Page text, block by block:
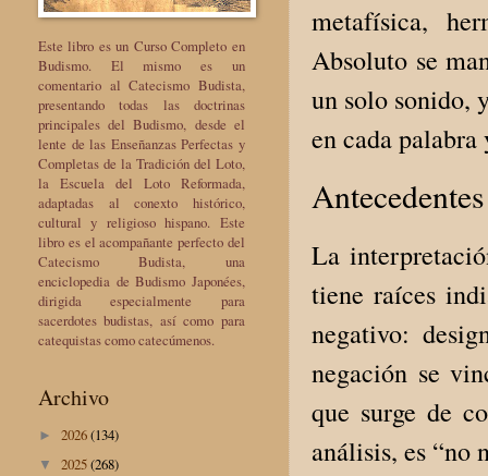
metafísica,
Absoluto se
un solo sonido,
en cada
La
tiene raíces
negativo:
negación se
que surge de
análisis, es “no
Este libro es un Curso Completo en
Budismo. El mismo es un
comentario al Catecismo Budista,
presentando todas las doctrinas
principales del Budismo, desde el
lente de las Enseñanzas Perfectas y
Completas de la Tradición del Loto,
la Escuela del Loto Reformada,
adaptadas al conexto histórico,
cultural y religioso hispano. Este
libro es el acompañante perfecto del
Catecismo Budista, una
enciclopedia de Budismo Japonées,
dirigida especialmente para
sacerdotes budistas, así como para
catequistas como catecúmenos.
Archivo
► 2026(134)
▼ 2025(268)